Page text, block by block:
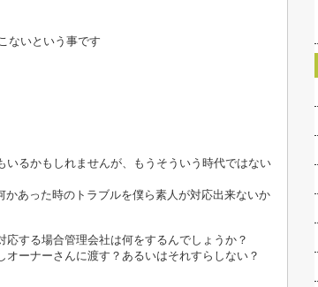
ないという事です
るかもしれませんが、もうそういう時代ではない
あった時のトラブルを僕ら素人が対応出来ないか
する場合管理会社は何をするんでしょうか？
ーナーさんに渡す？あるいはそれすらしない？